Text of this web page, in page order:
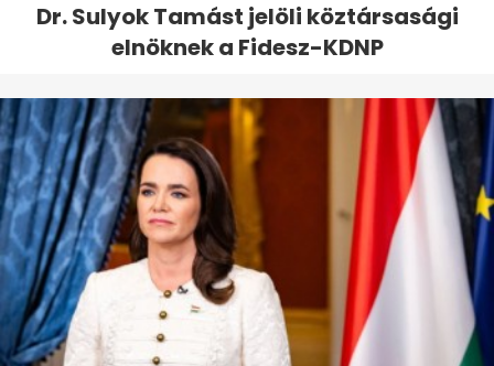
Dr. Sulyok Tamást jelöli köztársasági
elnöknek a Fidesz-KDNP